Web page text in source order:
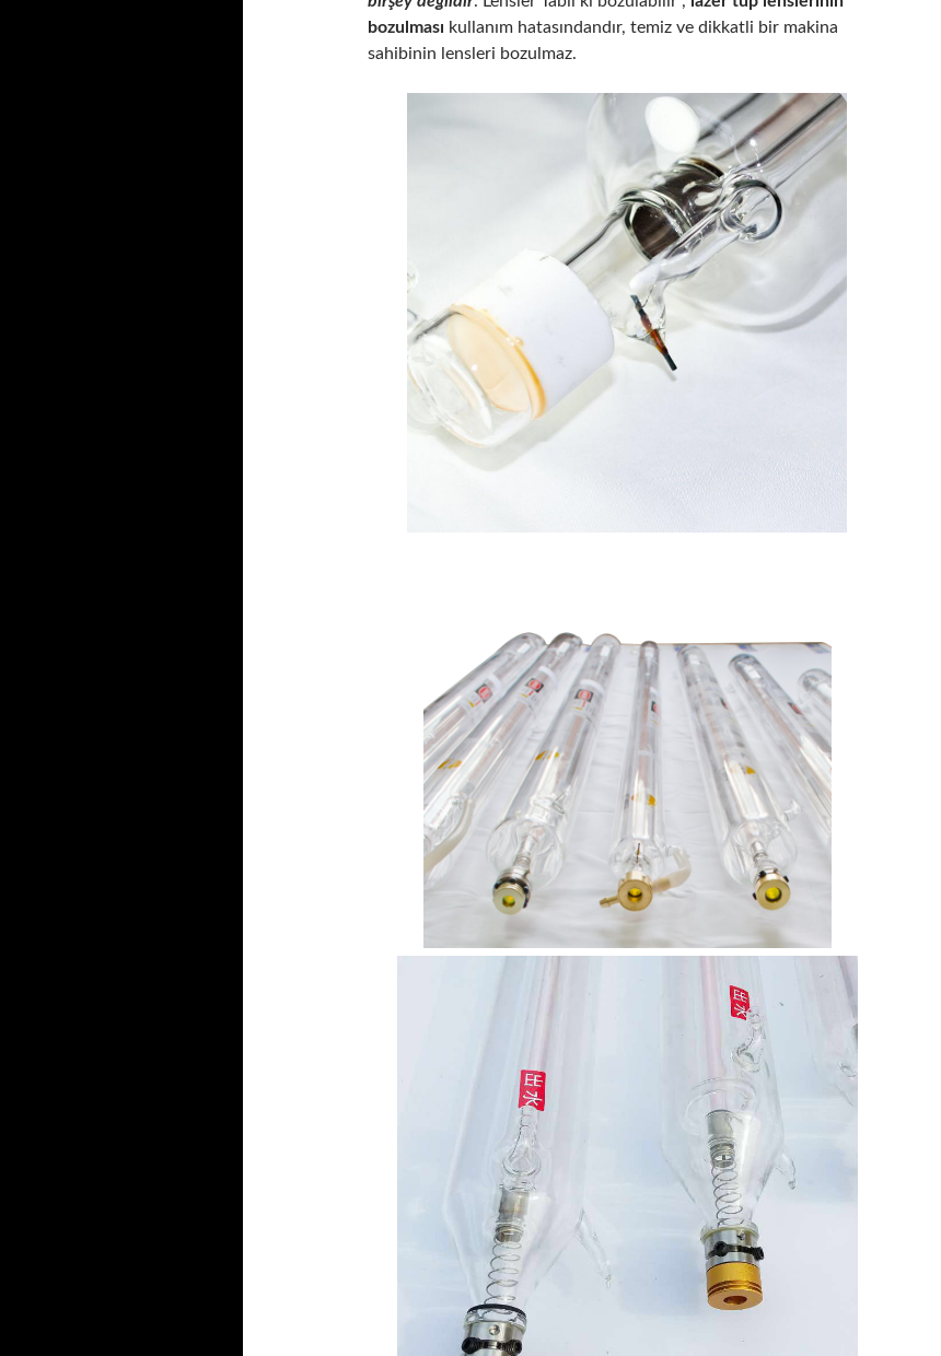
bozulması kullanım hatasındandır, temiz ve dikkatli bir makina
sahibinin lensleri bozulmaz.